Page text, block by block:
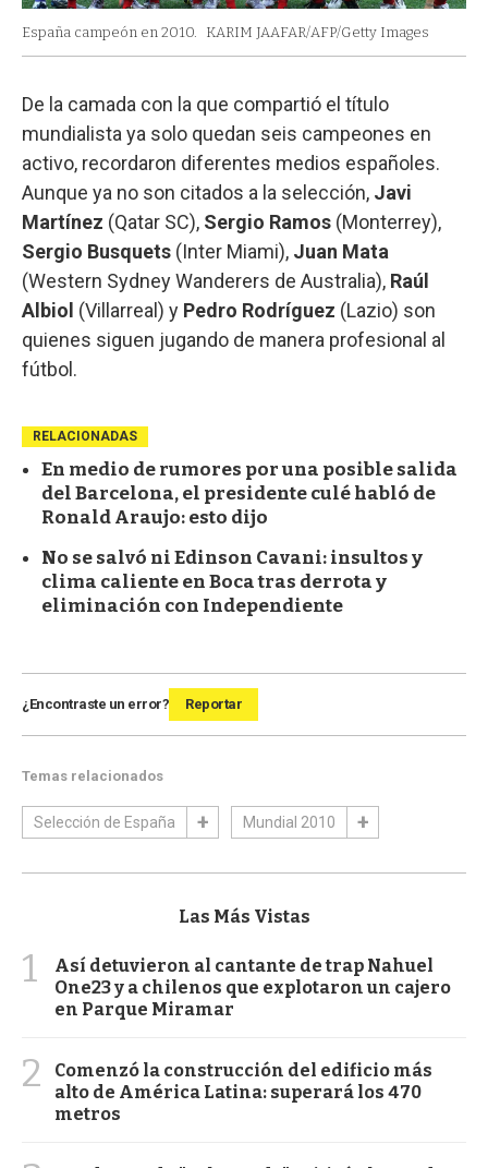
España campeón en 2010. KARIM JAAFAR/AFP/Getty Images
De la camada con la que compartió el título
mundialista ya solo quedan seis campeones en
activo, recordaron diferentes medios españoles.
Aunque ya no son citados a la selección, Javi
Martínez (Qatar SC), Sergio Ramos (Monterrey),
Sergio Busquets (Inter Miami), Juan Mata
(Western Sydney Wanderers de Australia), Raúl
Albiol (Villarreal) y Pedro Rodríguez (Lazio) son
quienes siguen jugando de manera profesional al
fútbol.
RELACIONADAS
En medio de rumores por una posible salida
del Barcelona, el presidente culé habló de
Ronald Araujo: esto dijo
No se salvó ni Edinson Cavani: insultos y
clima caliente en Boca tras derrota y
eliminación con Independiente
¿Encontraste un error? Reportar
Temas relacionados
Selección de España Mundial 2010
Las Más Vistas
1
Así detuvieron al cantante de trap Nahuel
One23 y a chilenos que explotaron un cajero
en Parque Miramar
2
Comenzó la construcción del edificio más
alto de América Latina: superará los 470
metros